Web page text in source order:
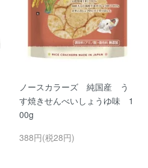
ノースカラーズ 純国産 う
す焼きせんべいしょうゆ味 1
00g
388円(税28円)